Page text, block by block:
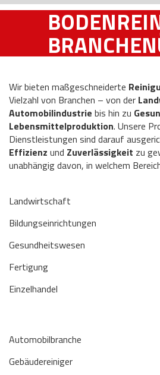
Wir bieten maßgeschneiderte
Vielzahl von Branchen – von der
Automobilindustrie bis hin zu
Lebensmittelproduktion. Unsere
Dienstleistungen sind darauf
Effizienz und Zuverlässigkeit zu
unabhängig davon, in welchem
Landwirtschaft
Bildungseinrichtungen
Gesundheitswesen
Fertigung
Einzelhandel
Automobilbranche
Gebäudereiniger